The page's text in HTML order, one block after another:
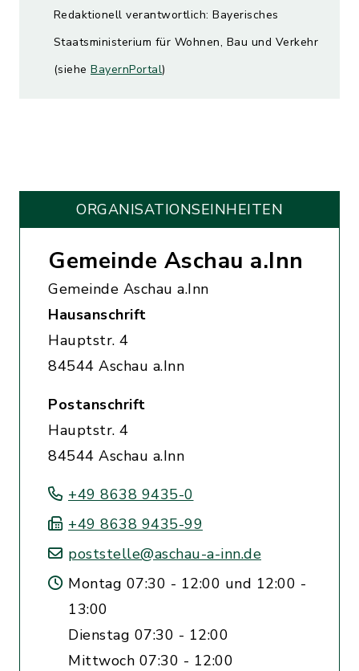
Redaktionell verantwortlich: Bayerisches
Staatsministerium für Wohnen, Bau und Verkehr
(siehe BayernPortal)
ORGANISATIONS­EINHEITEN
Gemeinde Aschau a.Inn
Gemeinde Aschau a.Inn
Hausanschrift
Hauptstr. 4
84544 Aschau a.Inn
Postanschrift
Hauptstr. 4
84544 Aschau a.Inn
+49 8638 9435-0
+49 8638 9435-99
poststelle@aschau-a-inn.de
Montag 07:30 - 12:00 und 12:00 -
13:00
Dienstag 07:30 - 12:00
Mittwoch 07:30 - 12:00